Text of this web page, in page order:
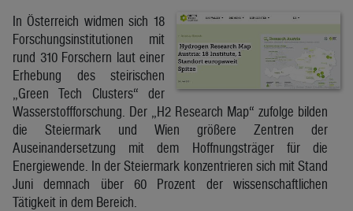
In Österreich widmen sich 18
Forschungsinstitutionen mit
rund 310 Forschern laut einer
Erhebung des steirischen
„Green Tech Clusters“ der
Wasserstoffforschung. Der „H2 Research Map“ zufolge bilden
die Steiermark und Wien größere Zentren der
Auseinandersetzung mit dem Hoffnungsträger für die
Energiewende. In der Steiermark konzentrieren sich mit Stand
Juni demnach über 60 Prozent der wissenschaftlichen
Tätigkeit in dem Bereich.